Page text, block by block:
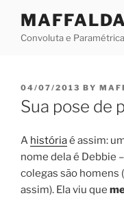
contentConvoluta e Paramétrica
POSTED
ON
04/07/2013 BY
Sua pose de
A históriaé assim:
nome dela é Debbie
colegas são homens
assim). Ela viu que